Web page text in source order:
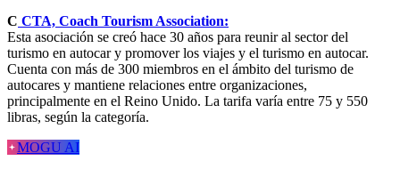
C CTA, Coach Tourism Association:
Esta asociación se creó hace 30 años para reunir al sector del
turismo en autocar y promover los viajes y el turismo en autocar.
Cuenta con más de 300 miembros en el ámbito del turismo de
autocares y mantiene relaciones entre organizaciones,
principalmente en el Reino Unido. La tarifa varía entre 75 y 550
libras, según la categoría.
MOGU AI